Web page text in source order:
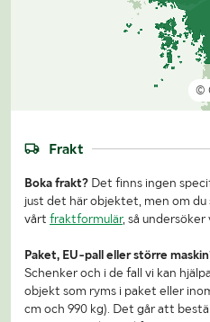
©
Frakt
Boka frakt? Det finns ingen
just det här objektet, men om du
vårt fraktformulär, så
Paket, EU-pall eller större
Schenker och i de fall vi kan
objekt som ryms i paket eller
cm och 990 kg). Det går att